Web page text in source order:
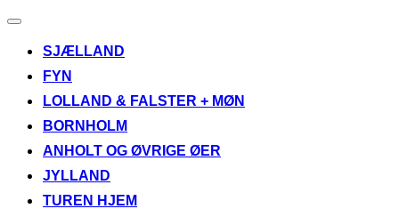
Slå
til/fraSJÆLLAND
FYN
LOLLAND & FALSTER + MØN
BORNHOLM
ANHOLT OG ØVRIGE ØER
JYLLAND
TUREN HJEM